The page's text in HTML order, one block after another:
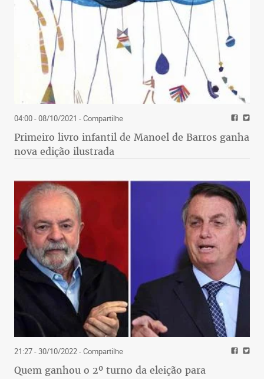
04:00 - 08/10/2021 - Compartilhe
Primeiro livro infantil de Manoel de Barros ganha
nova edição ilustrada
21:27 - 30/10/2022- Compartilhe
Quem ganhou o 2º turno da eleição para